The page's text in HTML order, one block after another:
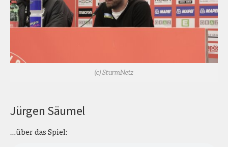
(c) SturmNetz
Jürgen Säumel
…über das Spiel: